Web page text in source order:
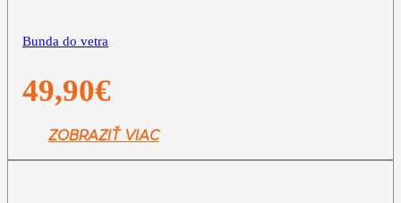
Bunda do vetra
49,90€
ZOBRAZIŤ VIAC